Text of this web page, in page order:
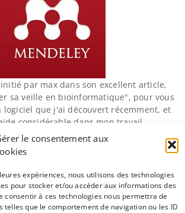
le consentement aux
expériences, nous utilisons des technologies
pour stocker et/ou accéder aux informations des
consentir à ces technologies nous permettra de
telles que le comportement de navigation ou les ID
par max dans son excellent article,
sa veille en bioinformatique", pour vous
que j'ai découvert récemment, et
considérable dans mon travail
et alimenter une veille efficace
bibliographique régulière, donc lire,
Page suivante